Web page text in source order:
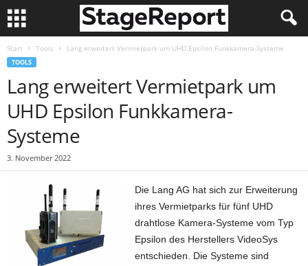
Start Tools Lang erweitert Vermietpark um UHD Epsilon Funkkamera-Systeme
TOOLS
Lang erweitert Vermietpark um
UHD Epsilon Funkkamera-
Systeme
3. November 2022
Die Lang AG hat sich zur Erweiterung
ihres Vermietparks für fünf UHD
drahtlose Kamera-Systeme vom Typ
Epsilon des Herstellers VideoSys
entschieden. Die Systeme sind